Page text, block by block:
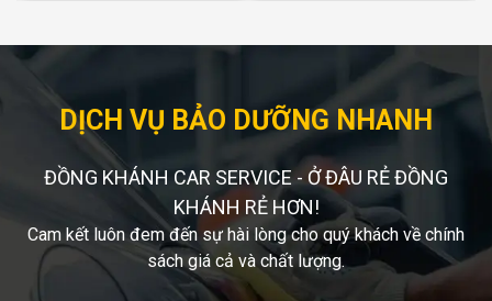
DỊCH VỤ BẢO DƯỠNG NHANH
ĐỒNG KHÁNH CAR SERVICE - Ở ĐÂU RẺ ĐỒNG
KHÁNH RẺ HƠN!
Cam kết luôn đem đến sự hài lòng cho quý khách về chính
sách giá cả và chất lượng.